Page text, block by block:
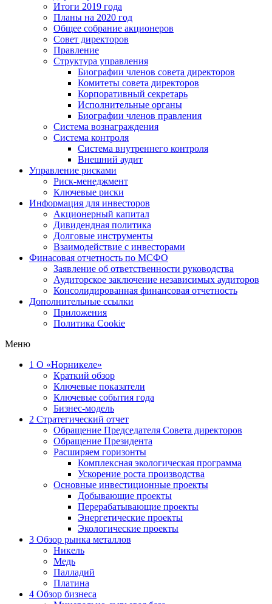
Итоги 2019 года
Планы на 2020 год
Общее собрание акционеров
Совет директоров
Правление
Структура управления
Биографии членов совета директоров
Комитеты совета директоров
Корпоративный секретарь
Исполнительные органы
Биографии членов правления
Система вознаграждения
Система контроля
Система внутреннего контроля
Внешний аудит
Управление рисками
Риск-менеджмент
Ключевые риски
Информация для инвесторов
Акционерный капитал
Дивидендная политика
Долговые инструменты
Взаимодействие с инвеcторами
Финасовая отчетность по МСФО
Заявление об ответственности руководства
Аудиторское заключение независимых аудиторов
Консолидированная финансовая отчетность
Дополнительные ссылки
Приложения
Политика Cookie
Меню
1 О «Норникеле»
Краткий обзор
Ключевые показатели
Ключевые события года
Бизнес-модель
2 Стратегический отчет
Обращение Председателя Совета директоров
Обращение Президента
Расширяем горизонты
Комплексная экологическая программа
Ускорение роста производства
Основные инвестиционные проекты
Добывающие проекты
Перерабатывающие проекты
Энергетические проекты
Экологические проекты
3 Обзор рынка металлов
Никель
Медь
Палладий
Платина
4 Обзор бизнеса